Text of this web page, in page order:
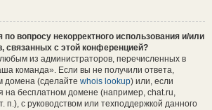
вопросу некорректного использования и/или
связанных с этой конференцией?
из администраторов, перечисленных в
команда». Если вы не получили ответа,
домена (сделайте whois lookup) или, если
на бесплатном домене (например, chat.ru,
п.), с руководством или техподдержкой данного